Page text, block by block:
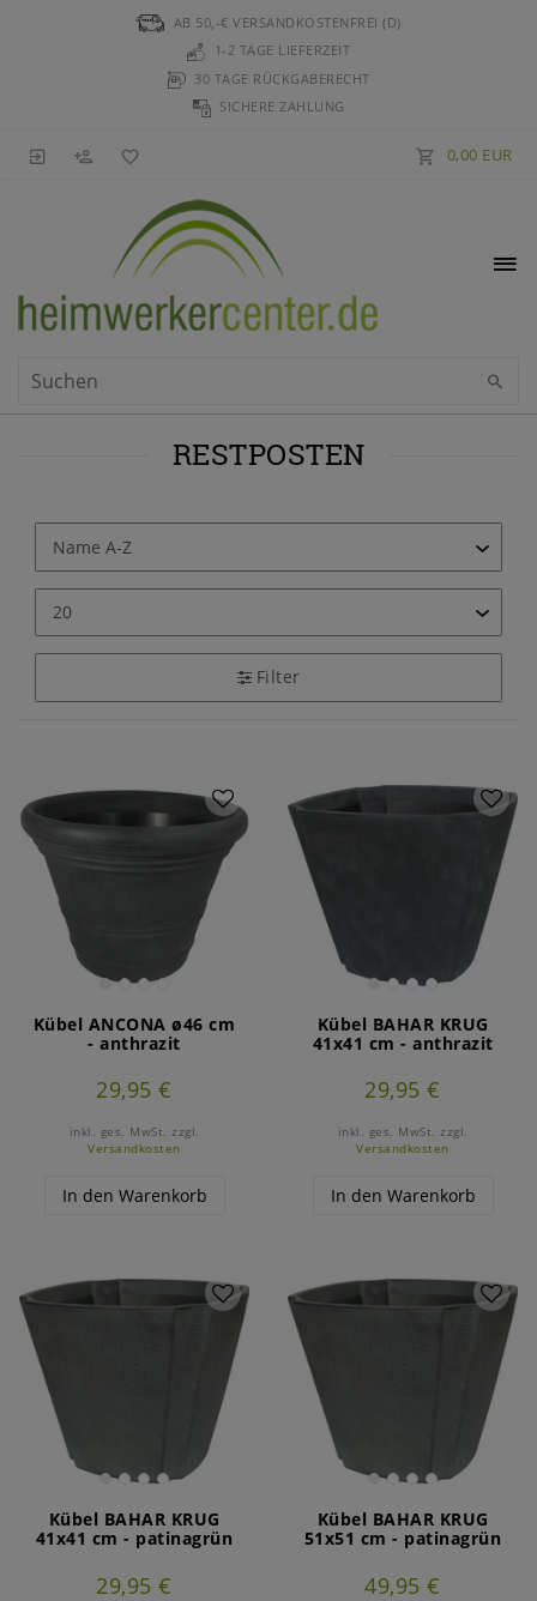
AB 50,-€ VERSANDKOSTENFREI (D)
1-2 TAGE LIEFERZEIT
30 TAGE RÜCKGABERECHT
SICHERE ZAHLUNG
0,00 EUR
RESTPOSTEN
Filter
Kübel ANCONA ø46 cm
- anthrazit
29,95 €
inkl. ges. MwSt. zzgl.
Versandkosten
In den Warenkorb
Kübel BAHAR KRUG
41x41 cm - anthrazit
29,95 €
inkl. ges. MwSt. zzgl.
Versandkosten
In den Warenkorb
Kübel BAHAR KRUG
41x41 cm - patinagrün
29,95 €
Kübel BAHAR KRUG
51x51 cm - patinagrün
49,95 €